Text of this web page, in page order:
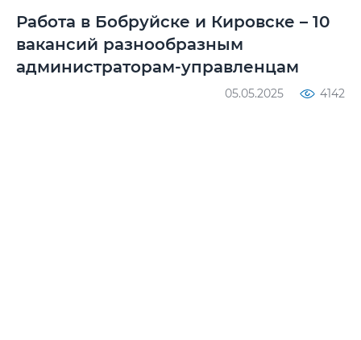
Работа в Бобруйске и Кировске – 10
вакансий разнообразным
администраторам-управленцам
05.05.2025 4142